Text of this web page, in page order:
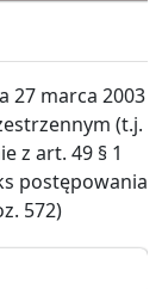
27 marca 2003
(t.j.
z art. 49 § 1
postępowania
572)